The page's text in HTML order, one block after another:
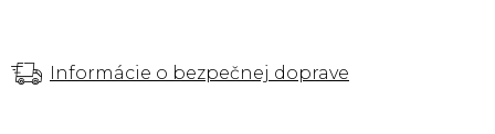
Informácie o bezpečnej doprave